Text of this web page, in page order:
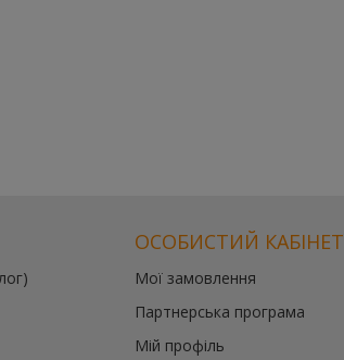
ОСОБИСТИЙ КАБІНЕТ
Мої замовлення
Партнерська програма
Мій профіль